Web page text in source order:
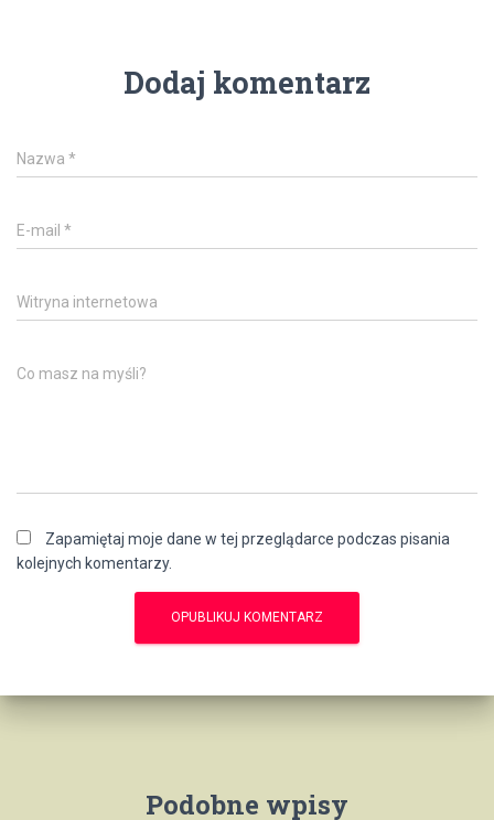
Dodaj komentarz
Nazwa *
E-mail *
Witryna internetowa
Co masz na myśli?
Zapamiętaj moje dane w tej przeglądarce podczas pisania
kolejnych komentarzy.
Podobne wpisy